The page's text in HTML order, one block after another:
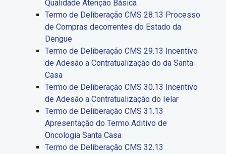
Qualidade Atenção Básica
Termo de Deliberação CMS 28.13 Processo
de Compras decorrentes do Estado da
Dengue
Termo de Deliberação CMS 29.13 Incentivo
de Adesão a Contratualização do da Santa
Casa
Termo de Deliberação CMS 30.13 Incentivo
de Adesão a Contratualização do Ielar
Termo de Deliberação CMS 31.13
Apresentação do Termo Aditivo de
Oncologia Santa Casa
Termo de Deliberação CMS 32.13